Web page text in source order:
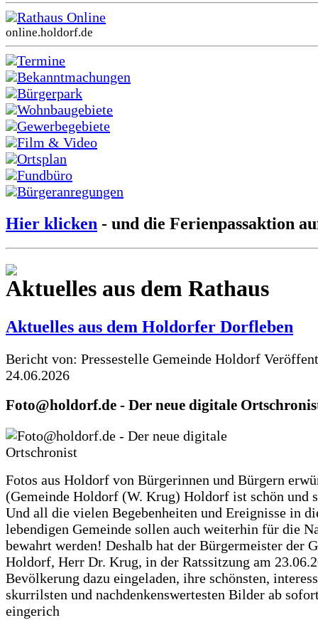
Rathaus Online
online.holdorf.de
Termine
Bekanntmachungen
Bürgerpark
Wohnbaugebiete
Gewerbegebiete
Film & Video
Ortsplan
Fundbüro
Bürgeranregungen
Hier klicken - und die Ferienpassaktion
Aktuelles aus dem Rathaus
Aktuelles aus dem Holdorfer Dorfleben
Bericht von: Pressestelle Gemeinde Holdorf
24.06.2026
Foto@holdorf.de - Der neue digitale
Fotos aus Holdorf von Bürgerinnen und Bürgern
(Gemeinde Holdorf (W. Krug) Holdorf ist schön und
Und all die vielen Begebenheiten und Ereignisse in
lebendigen Gemeinde sollen auch weiterhin für die
bewahrt werden! Deshalb hat der Bürgermeister der
Holdorf, Herr Dr. Krug, in der Ratssitzung am
Bevölkerung dazu eingeladen, ihre schönsten,
skurrilsten und nachdenkenswertesten Bilder ab
eingerich